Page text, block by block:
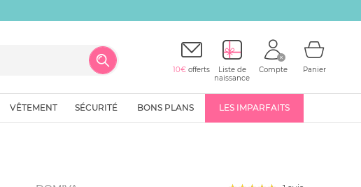
10€ offerts
Liste de
naissance
Compte Panier
VÊTEMENT SÉCURITÉ BONS PLANS LES IMPARFAITS